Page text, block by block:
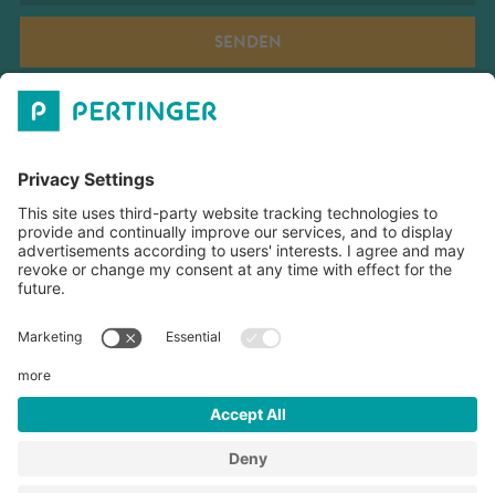
SENDEN
DOWNLOADS
©2026Pertinger GmbH
MwSt-Nr. IT01577040213